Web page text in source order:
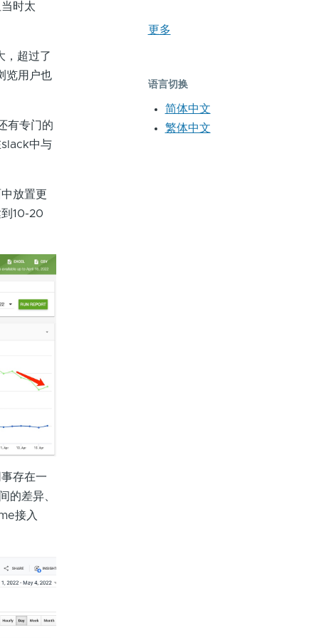
时太
，超过了
览用户也
有专门的
中与
放置更
10-20
存在一
的差异、
接入
更多
语言切换
简体中文
繁体中文